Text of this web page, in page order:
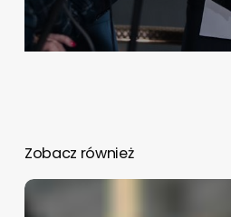
Zobacz również